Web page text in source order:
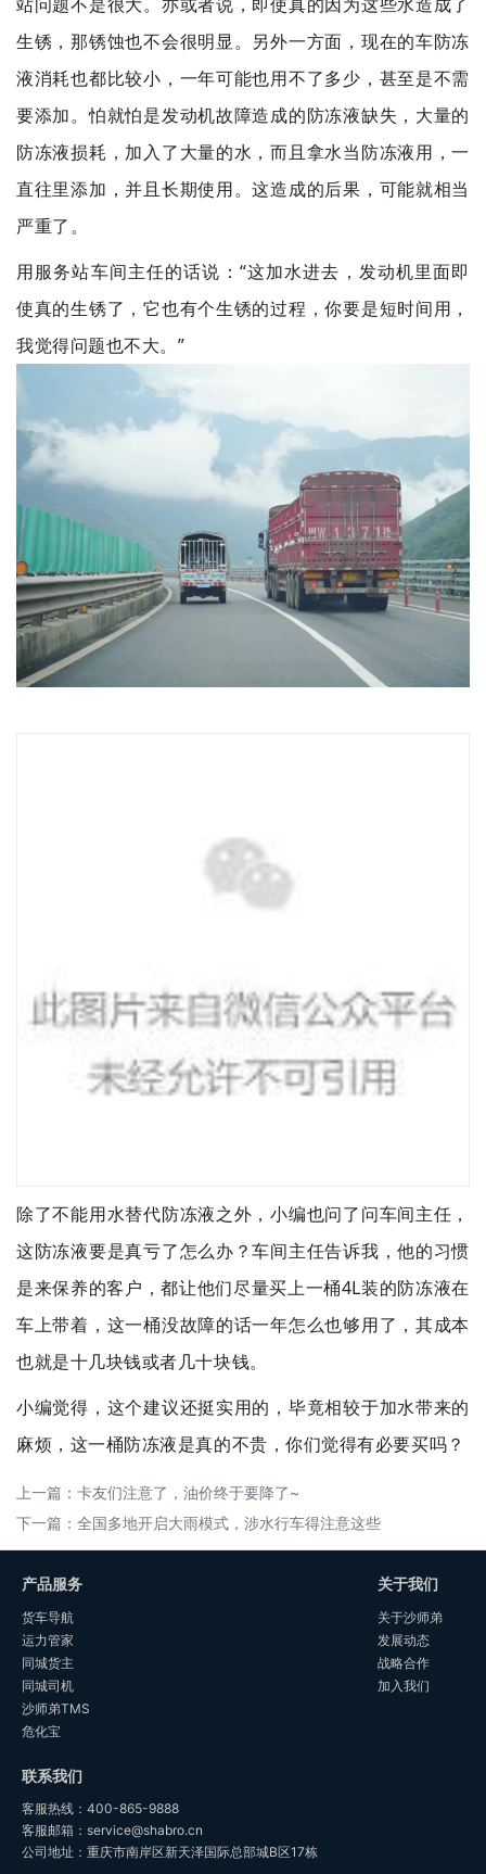
生锈，那锈蚀也不会很明显。另外一方面，现在的车防冻
液消耗也都比较小，一年可能也用不了多少，甚至是不需
要添加。怕就怕是发动机故障造成的防冻液缺失，大量的
防冻液损耗，加入了大量的水，而且拿水当防冻液用，一
直往里添加，并且长期使用。这造成的后果，可能就相当
严重了。
用服务站车间主任的话说：“这加水进去，发动机里面即
使真的生锈了，它也有个生锈的过程，你要是短时间用，
我觉得问题也不大。”
除了不能用水替代防冻液之外，小编也问了问车间主任，
这防冻液要是真亏了怎么办？车间主任告诉我，他的习惯
是来保养的客户，都让他们尽量买上一桶4L装的防冻液在
车上带着，这一桶没故障的话一年怎么也够用了，其成本
也就是十几块钱或者几十块钱。
小编觉得，这个建议还挺实用的，毕竟相较于加水带来的
麻烦，这一桶防冻液是真的不贵，你们觉得有必要买吗？
上一篇： 卡友们注意了，油价终于要降了~
下一篇： 全国多地开启大雨模式，涉水行车得注意这些
产品服务
货车导航
运力管家
同城货主
同城司机
沙师弟TMS
危化宝
关于我们
关于沙师弟
发展动态
战略合作
加入我们
联系我们
客服热线：400-865-9888
客服邮箱：service@shabro.cn
公司地址：重庆市南岸区新天泽国际总部城B区17栋